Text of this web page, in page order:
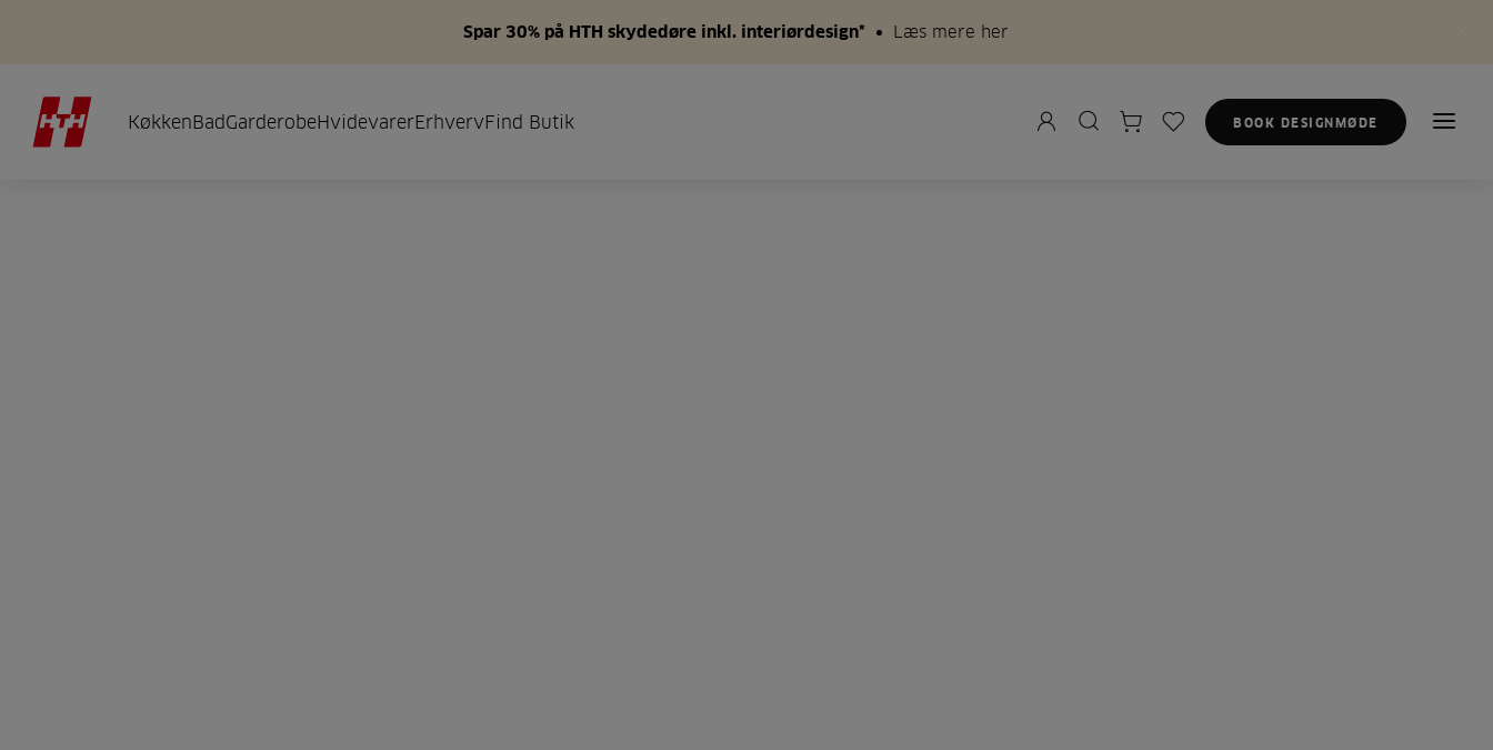
Spar 30% på HTH skydedøre inkl. interiørdesign* Læs mere her
KøkkenBadGarderobeHvidevarerErhvervFind Butik BOOK DESIGNMØDE